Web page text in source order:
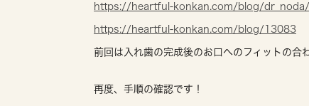
https://heartful-konkan.com/blog/
https://heartful-konkan.com/blog/13083
前回は入れ歯の完成後のお口へのフィットの合
再度、手順の確認です！